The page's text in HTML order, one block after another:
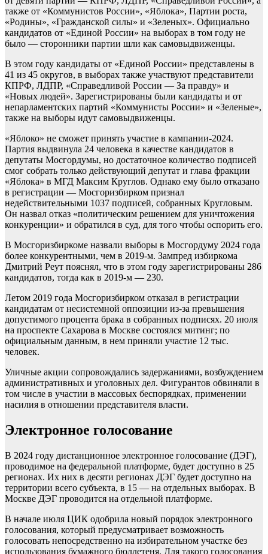
также от «Коммунистов России», «Яблока», Партии роста,
«Родины», «Гражданской силы» и «Зеленых». Официально
кандидатов от «Единой России» на выборах в том году не
было — сторонники партии шли как самовыдвиженцы.
В этом году кандидаты от «Единой России» представлены в
41 из 45 округов, в выборах также участвуют представители
КПРФ, ЛДПР, «Справедливой России — За правду» и
«Новых людей». Зарегистрированы были кандидаты и от
непарламентских партий «Коммунисты России» и «Зеленые»,
также на выборы идут самовыдвиженцы.
«Яблоко» не сможет принять участие в кампании-2024.
Партия выдвинула 24 человека в качестве кандидатов в
депутаты Мосгордумы, но достаточное количество подписей
смог собрать только действующий депутат и глава фракции
«Яблока» в МГД Максим Круглов. Однако ему было отказано
в регистрации — Мосгоризбирком признал
недействительными 1037 подписей, собранных Кругловым.
Он назвал отказ «политическим решением для уничтожения
конкуренции» и обратился в суд, для того чтобы оспорить его.
В Мосгоризбиркоме назвали выборы в Мосгордуму 2024 года
более конкурентными, чем в 2019-м. Зампред избиркома
Дмитрий Реут пояснял, что в этом году зарегистрированы 286
кандидатов, тогда как в 2019-м — 230.
Летом 2019 года Мосгоризбирком отказал в регистрации
кандидатам от несистемной оппозиции из-за превышения
допустимого процента брака в собранных подписях. 20 июля
на проспекте Сахарова в Москве состоялся митинг; по
официальным данным, в нем приняли участие 12 тыс.
человек.
Уличные акции сопровождались задержаниями, возбуждением
административных и уголовных дел. Фигурантов обвиняли в
том числе в участии в массовых беспорядках, применении
насилия в отношении представителя власти.
Электронное голосование
В 2024 году дистанционное электронное голосование (ДЭГ),
проводимое на федеральной платформе, будет доступно в 25
регионах. Их них в десяти регионах ДЭГ будет доступно на
территории всего субъекта, в 15 — на отдельных выборах. В
Москве ДЭГ проводится на отдельной платформе.
В начале июля ЦИК одобрила новый порядок электронного
голосования, который предусматривает возможность
голосовать непосредственно на избирательном участке без
использования бумажного бюллетеня. Для такого голосования